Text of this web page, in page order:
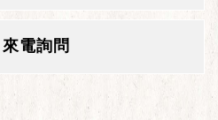
來電詢問